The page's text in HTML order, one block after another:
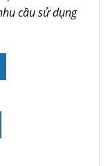
cầu sử dụng